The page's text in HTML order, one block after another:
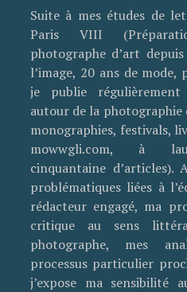
Suite à mes études de
Paris VIII
photographe d’art
l’image, 20 ans de mode,
je publie
autour de la
monographies, festivals,
mowwgli.com, à
cinquantaine d’articles).
problématiques liées à
rédacteur engagé, ma
critique au sens
photographe, mes
processus particulier
j’expose ma sensibilité